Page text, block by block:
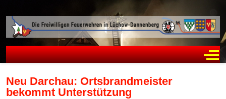
Neu Darchau: Ortsbrandmeister
bekommt Unterstützung